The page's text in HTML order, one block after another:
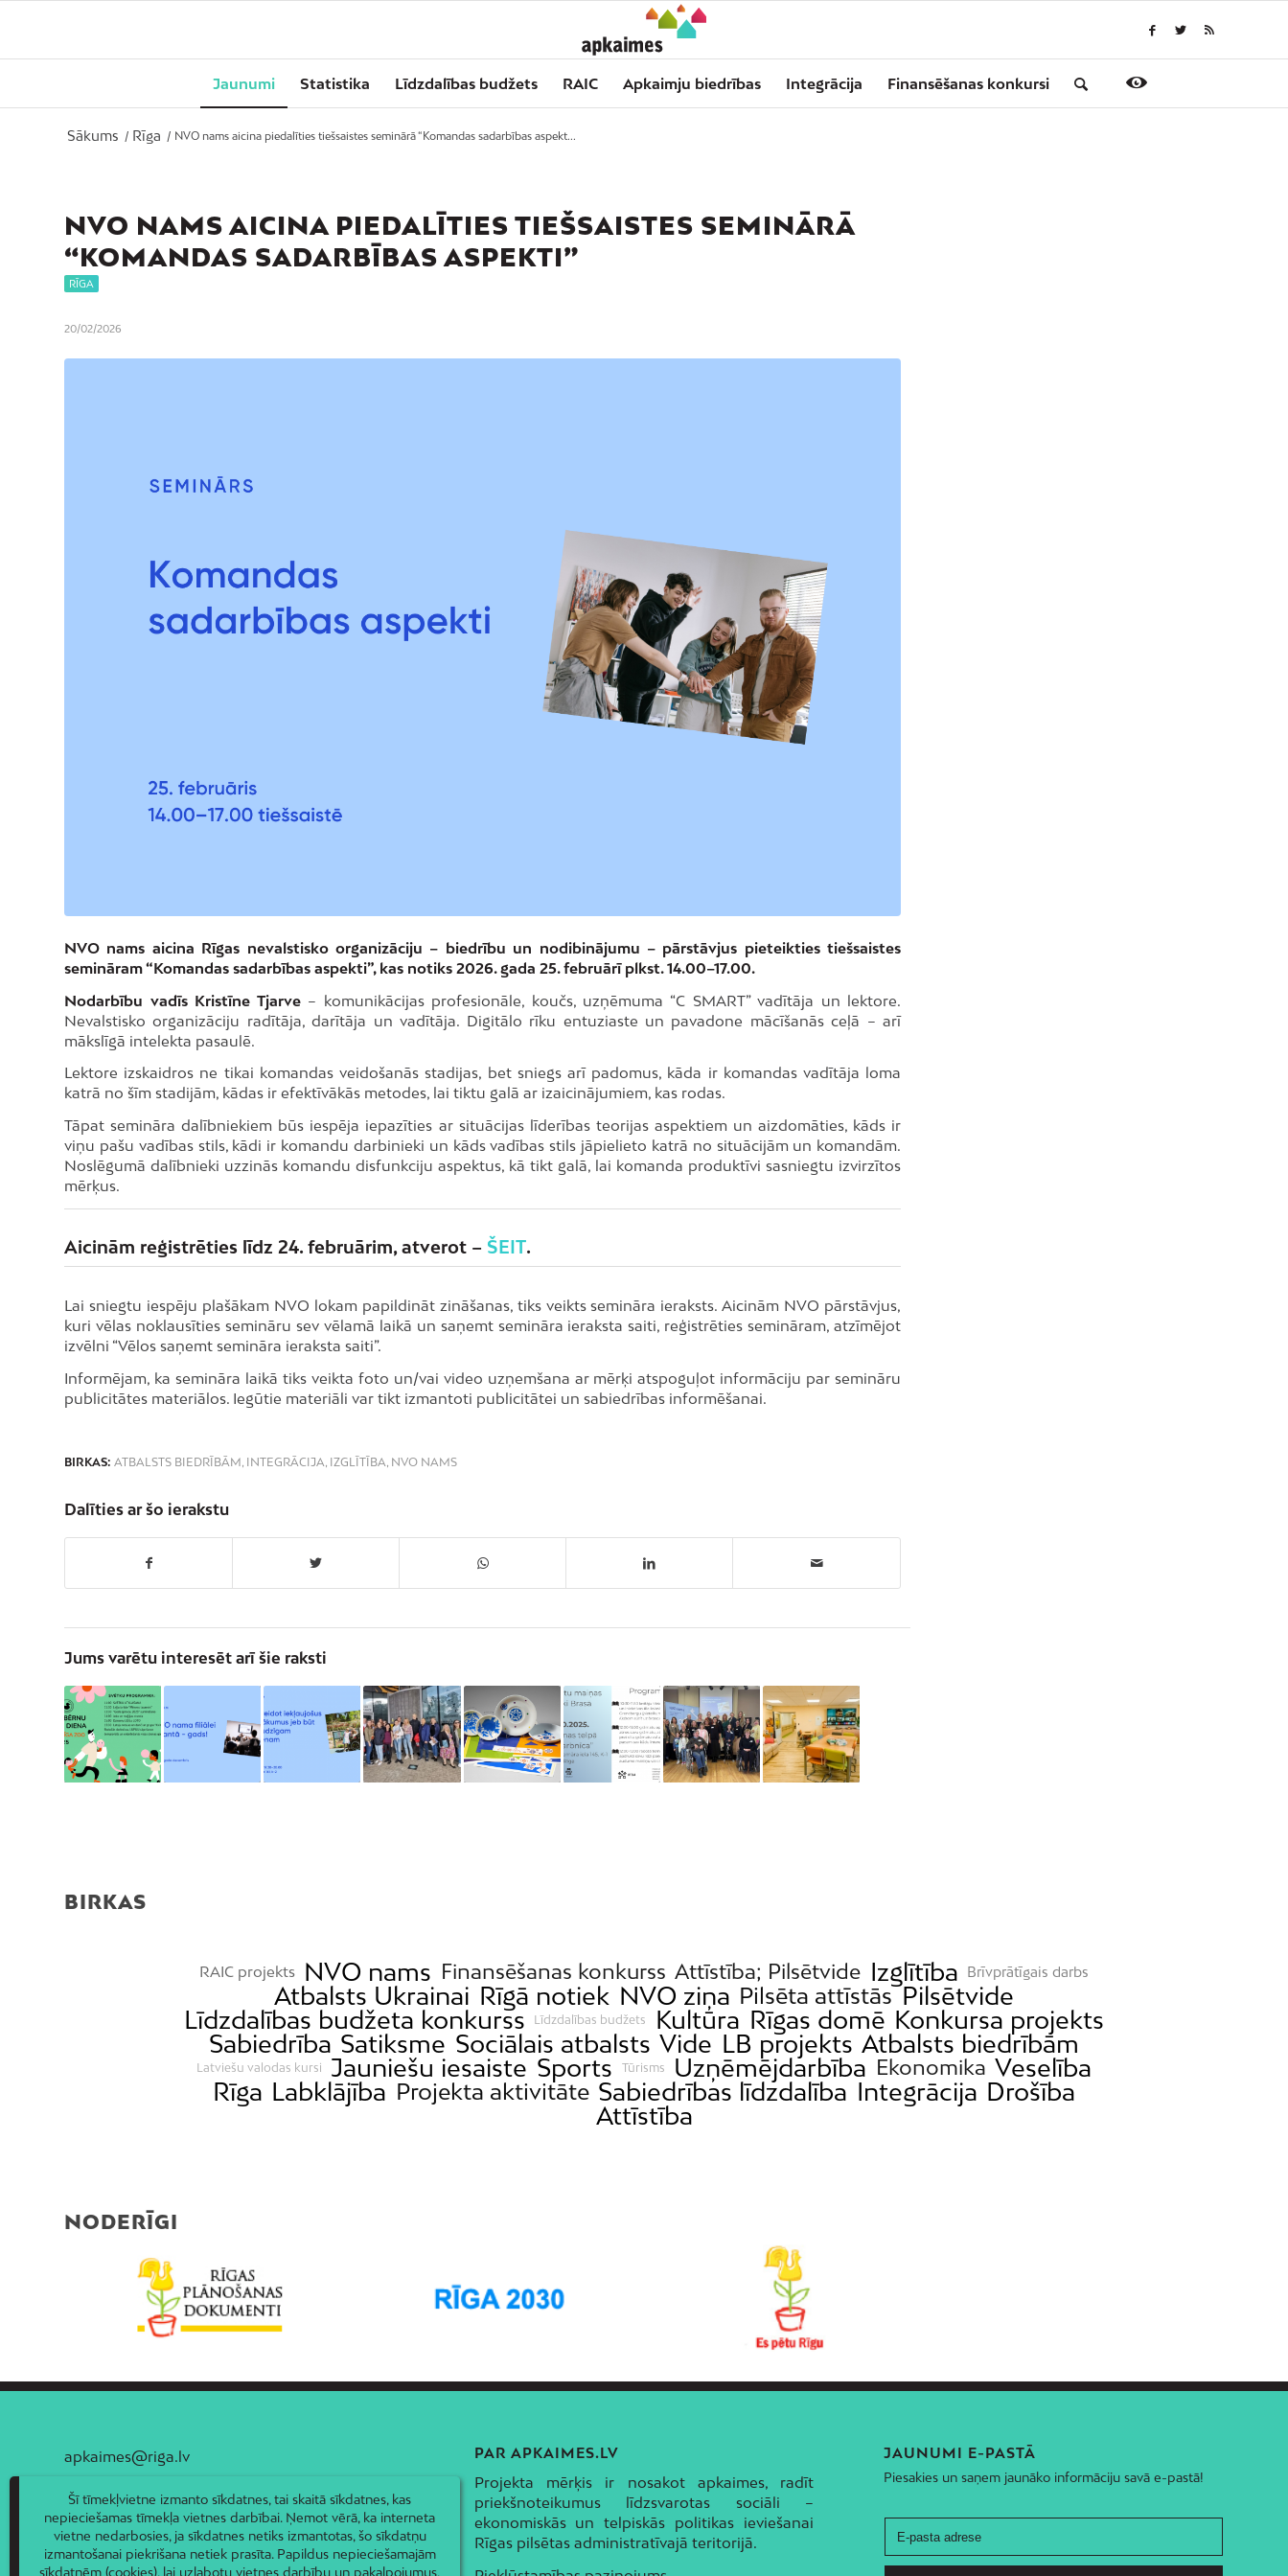
Jaunumi Statistika Līdzdalības budžets RAIC Apkaimju biedrības Integrācija Finansēšanas konkursi
Sākums / Rīga / NVO nams aicina piedalīties tiešsaistes seminārā “Komandas sadarbības aspekt...
NVO NAMS AICINA PIEDALĪTIES TIEŠSAISTES SEMINĀRĀ
“KOMANDAS SADARBĪBAS ASPEKTI”
RĪGA
20/02/2026
NVO nams aicina Rīgas nevalstisko organizāciju – biedrību un nodibinājumu – pārstāvjus pieteikties tiešsaistes
semināram “Komandas sadarbības aspekti”, kas notiks 2026. gada 25. februārī plkst. 14.00–17.00.
Nodarbību vadīs Kristīne Tjarve– komunikācijas profesionāle, koučs, uzņēmuma “C SMART” vadītāja un lektore.
Nevalstisko organizāciju radītāja, darītāja un vadītāja. Digitālo rīku entuziaste un pavadone mācīšanās ceļā – arī
mākslīgā intelekta pasaulē.
Lektore izskaidros ne tikai komandas veidošanās stadijas, bet sniegs arī padomus, kāda ir komandas vadītāja loma
katrā no šīm stadijām, kādas ir efektīvākās metodes, lai tiktu galā ar izaicinājumiem, kas rodas.
Tāpat semināra dalībniekiem būs iespēja iepazīties ar situācijas līderības teorijas aspektiem un aizdomāties, kāds ir
viņu pašu vadības stils, kādi ir komandu darbinieki un kāds vadības stils jāpielieto katrā no situācijām un komandām.
Noslēgumā dalībnieki uzzinās komandu disfunkciju aspektus, kā tikt galā, lai komanda produktīvi sasniegtu izvirzītos
mērķus.
Aicinām reģistrēties līdz 24. februārim, atverot – ŠEIT.
Lai sniegtu iespēju plašākam NVO lokam papildināt zināšanas, tiks veikts semināra ieraksts. Aicinām NVO pārstāvjus,
kuri vēlas noklausīties semināru sev vēlamā laikā un saņemt semināra ieraksta saiti, reģistrēties semināram, atzīmējot
izvēlni “Vēlos saņemt semināra ieraksta saiti”.
Informējam, ka semināra laikā tiks veikta foto un/vai video uzņemšana ar mērķi atspoguļot informāciju par semināru
publicitātes materiālos. Iegūtie materiāli var tikt izmantoti publicitātei un sabiedrības informēšanai.
BIRKAS: ATBALSTS BIEDRĪBĀM , INTEGRĀCIJA, IZGLĪTĪBA, NVO NAMS
Dalīties ar šo ierakstu
Jums varētu interesēt arī šie raksti
BIRKAS
RAIC projekts NVO nams Finansēšanas konkurss Attīstība; Pilsētvide Izglītība Brīvprātīgais darbs
Atbalsts Ukrainai Rīgā notiek NVO ziņa Pilsēta attīstās Pilsētvide
Līdzdalības budžeta konkurss
Līdzdalības budžets Kultūra Rīgas domē Konkursa projekts
Sabiedrība Satiksme Sociālais atbalsts Vide LB projekts Atbalsts biedrībām
Latviešu valodas kursi Jauniešu iesaiste Sports Tūrisms Uzņēmējdarbība Ekonomika Veselība
Rīga Labklājība Projekta aktivitāte Sabiedrības līdzdalība Integrācija Drošība
Attīstība
NODERĪGI
apkaimes@riga.lv PAR APKAIMES.LV
Projekta mērķis ir nosakot apkaimes, radīt
priekšnoteikumus līdzsvarotas sociāli –
ekonomiskās un telpiskās politikas ieviešanai
Rīgas pilsētas administratīvajā teritorijā.
JAUNUMI E-PASTĀ
Piesakies un saņem jaunāko informāciju savā e-pastā!
Šī tīmekļvietne izmanto sīkdatnes, tai skaitā sīkdatnes, kas
nepieciešamas tīmekļa vietnes darbībai. Ņemot vērā, ka interneta
vietne nedarbosies, ja sīkdatnes netiks izmantotas, šo sīkdatņu
izmantošanai piekrišana netiek prasīta. Papildus nepieciešamajām
sīkdatnēm (cookies), lai uzlabotu vietnes darbību un pakalpojumus,